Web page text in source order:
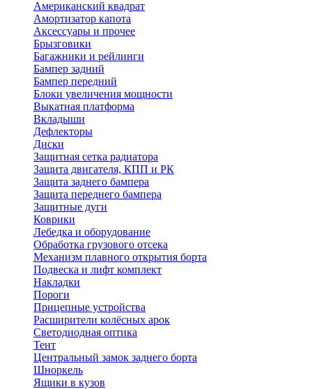
Американский квадрат
Амортизатор капота
Аксессуары и прочее
Брызговики
Багажники и рейлинги
Бампер задний
Бампер передний
Блоки увеличения мощности
Выкатная платформа
Вкладыши
Дефлекторы
Диски
Защитная сетка радиатора
Защита двигателя, КПП и РК
Защита заднего бампера
Защита переднего бампера
Защитные дуги
Коврики
Лебедка и оборудование
Обработка грузового отсека
Механизм плавного открытия борта
Подвеска и лифт комплект
Накладки
Пороги
Прицепные устройства
Расширители колёсных арок
Светодиодная оптика
Тент
Центральный замок заднего борта
Шноркель
Ящики в кузов